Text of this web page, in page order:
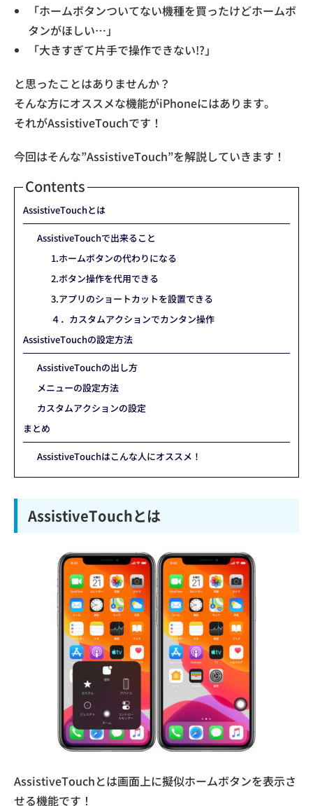
「ホームボタンついてない機種を買ったけどホームボ
タンがほしい…」
「大きすぎて片手で操作できない!?」
と思ったことはありませんか？
そんな方にオススメな機能がiPhoneにはあります。
それがAssistiveTouchです！
今回はそんな”AssistiveTouch”を解説していきます！
Contents
AssistiveTouchとは
AssistiveTouchで出来ること
1.ホームボタンの代わりになる
2.ボタン操作を代用できる
3.アプリのショートカットを設置できる
４．カスタムアクションでカンタン操作
AssistiveTouchの設定方法
AssistiveTouchの出し方
メニューの設定方法
カスタムアクションの設定
まとめ
AssistiveTouchはこんな人にオススメ！
AssistiveTouchとは
AssistiveTouchとは画面上に擬似ホームボタンを表示さ
せる機能です！